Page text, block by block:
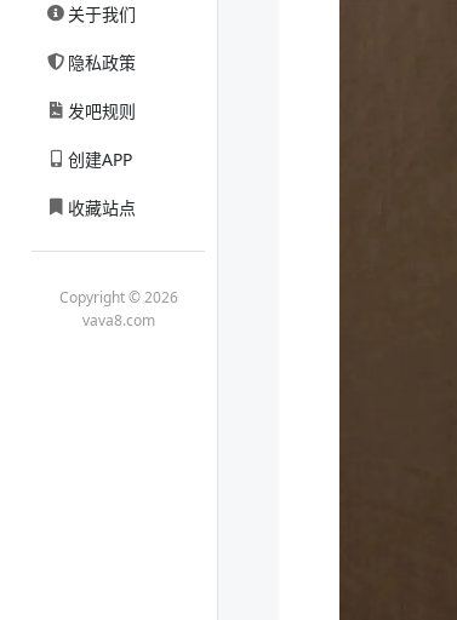
关于我们
隐私政策
发吧规则
创建APP
收藏站点
Copyright © 2026
vava8.com